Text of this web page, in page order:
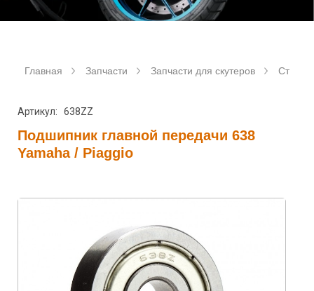
Главная Запчасти Запчасти для скутеров
Артикул: 638ZZ
Подшипник главной передачи 638
Yamaha / Piaggio